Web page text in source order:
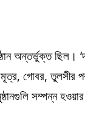
অন্তর্ভুক্ত ছিল।
গোবর, তুলসীর
সম্পন্ন হওয়ার